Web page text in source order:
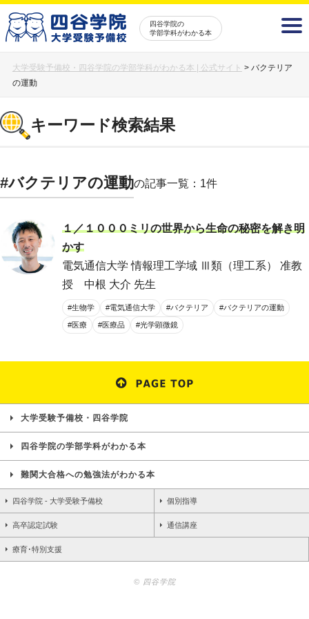
四谷学院の
学部学科がわかる本
大学受験予備校・四谷学院の学部学科がわかる本 | 公式サイト > バクテリア
の運動
キーワード検索結果
#バクテリアの運動の記事一覧：1件
１／１０００ミリの世界から生命の秘密を解き明
かす
電気通信大学 情報理工学域 Ⅲ類（理工系） 准教
授 中根 大介 先生
#生物学 #電気通信大学 #バクテリア #バクテリアの運動
#医療 #医療品 #光学顕微鏡
大学受験予備校・四谷学院
四谷学院の学部学科がわかる本
難関大合格への勉強法がわかる本
四谷学院 - 大学受験予備校 個別指導
高卒認定試験 通信講座
療育･特別支援
© 四谷学院